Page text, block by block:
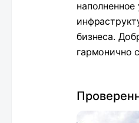
бизнеса.
гармонично